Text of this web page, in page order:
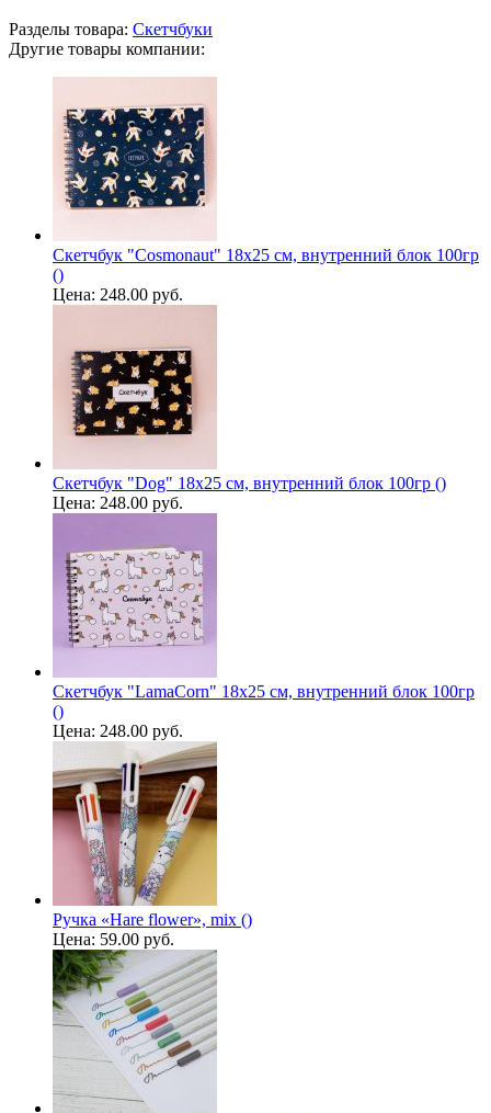
Разделы товара: Скетчбуки
Другие товары компании:
Скетчбук "Cosmonaut" 18х25 см, внутренний блок 100гр
()
Цена: 248.00 руб.
Скетчбук "Dog" 18х25 см, внутренний блок 100гр ()
Цена: 248.00 руб.
Скетчбук "LamaCorn" 18х25 см, внутренний блок 100гр
()
Цена: 248.00 руб.
Ручка «Hare flower», mix ()
Цена: 59.00 руб.